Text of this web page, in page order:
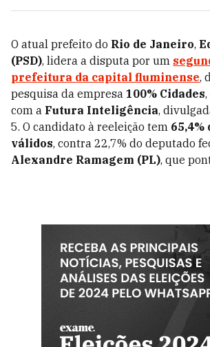
O atual prefeito do Rio de Janeiro,
(PSD), lidera a disputa por um
prefeitura da capital fluminense,
pesquisa da empresa 100% Cidades
com a Futura Inteligência,
5. O candidato à reeleição tem 65,4%
válidos, contra 22,7% do deputado
Alexandre Ramagem (PL), que